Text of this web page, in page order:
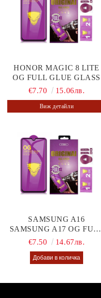
HONOR MAGIC 8 LITE
OG FULL GLUE GLASS
€7.70
15.06лв.
Виж детайли
SAMSUNG A16
SAMSUNG A17 OG FULL
GLUE GLASS
€7.50 14.67лв.